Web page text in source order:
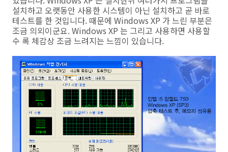
설치하고 오랫동안 사용한 시스템이 아닌 설치하고 곧 바로
테스트를 한 것입니다. 때문에 Windows XP 가 느린 부분은
조금 의외이군요. Windows XP 는 그리고 사용하면 사용할
수 록 체감상 조금 느려지는 느낌이 있습니다.